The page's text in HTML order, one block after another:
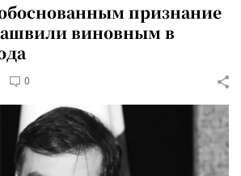
признание
виновным в
0